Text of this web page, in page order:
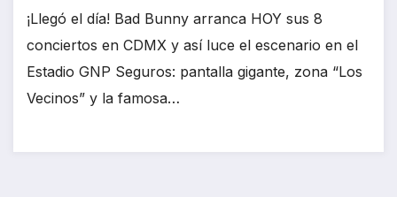
¡Llegó el día! Bad Bunny arranca HOY sus 8
conciertos en CDMX y así luce el escenario en el
Estadio GNP Seguros: pantalla gigante, zona “Los
Vecinos” y la famosa…